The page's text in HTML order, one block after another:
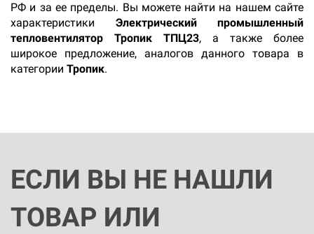
РФ и за ее пределы. Вы можете найти на нашем сайте
характеристики Электрический промышленный
тепловентилятор Тропик ТПЦ23, а также более
широкое предложение, аналогов данного товара в
категории Тропик.
ЕСЛИ ВЫ НЕ НАШЛИ
ТОВАР ИЛИ